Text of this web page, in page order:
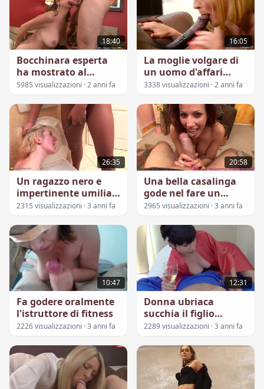
18:40
Bocchinara esperta
ha mostrato al
ragazzo cos'è un vero
5985 visualizzazioni · 2 anni fa
16:05
La moglie volgare di
un uomo d'affari
scopa con africano in
3338 visualizzazioni · 2 anni fa
26:35
Un ragazzo nero e
impertinente umilia
oralmente una donna
2315 visualizzazioni · 3 anni fa
20:58
Una bella casalinga
gode nel fare un
pompino
2965 visualizzazioni · 3 anni fa
10:47
Fa godere oralmente
l'istruttore di fitness
2226 visualizzazioni · 3 anni fa
12:31
Donna ubriaca
succhia il figlio
dell'amica
2289 visualizzazioni · 3 anni fa